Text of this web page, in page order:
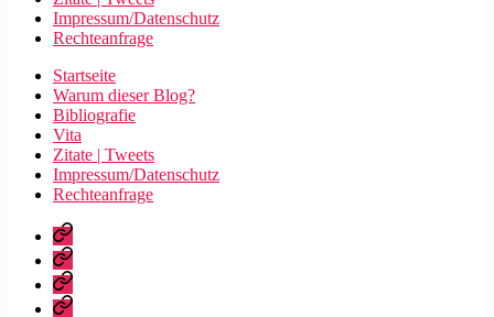
Impressum/Datenschutz
Rechteanfrage
Startseite
Warum dieser Blog?
Bibliografie
Vita
Zitate | Tweets
Impressum/Datenschutz
Rechteanfrage
Startseite
Warum
dieser
Blog?
Bibliografie
Vita